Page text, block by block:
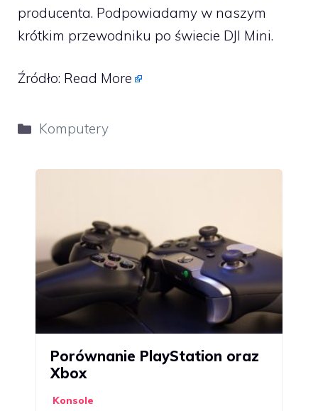
producenta. Podpowiadamy w naszym
krótkim przewodniku po świecie DJI Mini.
Źródło: Read More
Kategorie
Komputery
Porównanie PlayStation oraz
Xbox
Konsole